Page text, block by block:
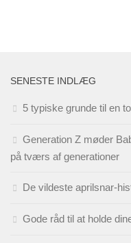
SENESTE INDLÆG
5 typiske grunde til en
Generation Z møder
på tværs af generationer
De vildeste aprilsnar-
Gode råd til at holde